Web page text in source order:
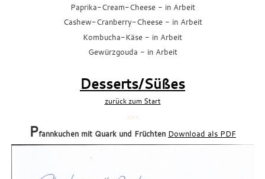
Paprika-Cream-Cheese - in Arbeit
Cashew-Cranberry-Cheese - in Arbeit
Kombucha-Käse - in Arbeit
Gewürzgouda - in Arbeit
Desserts/Süßes
zurück zum Start
xxx
Pfannkuchen mit Quark und Früchten Download als PDF